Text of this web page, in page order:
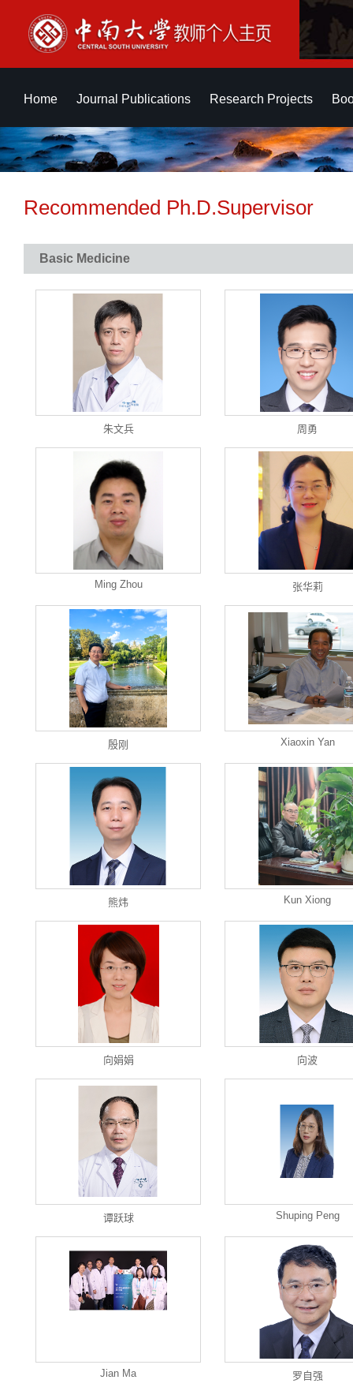
Home Journal Publications Research Projects
Recommended Ph.D.Supervisor
Basic Medicine
朱文兵 周勇
Ming Zhou 张华莉
殷刚 Xiaoxin Yan
熊炜 Kun Xiong
向娟娟 向波
谭跃球 Shuping Peng
Jian Ma 罗自强